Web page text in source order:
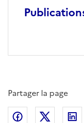
Partager la page
Partager sur